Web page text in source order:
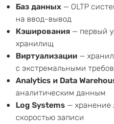
Баз данных — OLTP
на ввод-вывод
Кэширования — первый
хранилищ
Виртуализации —
с экстремальными
Analytics и Data
аналитическим данным
Log Systems — хранение
скоростью записи